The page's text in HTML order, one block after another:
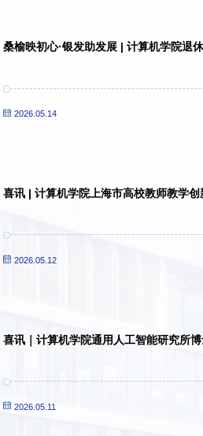
桑榆映初心·银发助发展 | 计算机学院退
2026.05.14
喜讯 | 计算机学院上海市高校教师教学创
2026.05.12
喜讯｜计算机学院通用人工智能研究所
2026.05.11